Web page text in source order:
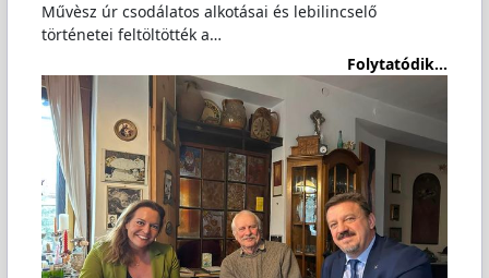
Művèsz úr csodálatos alkotásai és lebilincselő
történetei feltöltötték a…
Folytatódik...